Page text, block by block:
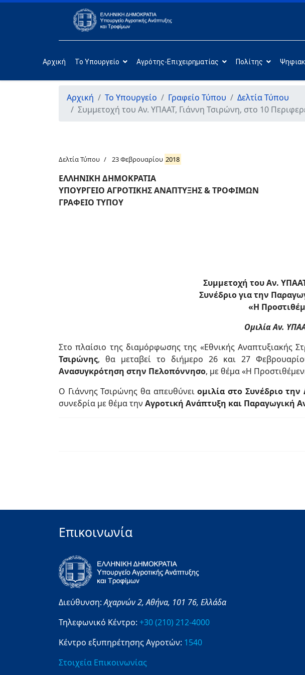
Αρχική Το Υπουργείο Αγρότης-Επιχειρηματίας Πολίτης
Αρχική Το Υπουργείο Γραφείο Τύπου
Δελτία Τύπου
Συμμετοχή του Αν. ΥΠΑΑΤ, Γιάννη Τσιρώνη, στο 10
Δελτία Τύπου 23 Φεβρουαρίου 2018
ΕΛΛΗΝΙΚΗ ΔΗΜΟΚΡΑΤΙΑ
ΥΠΟΥΡΓΕΙΟ ΑΓΡΟΤΙΚΗΣ ΑΝΑΠΤΥΞΗΣ & ΤΡΟΦΙΜΩΝ
ΓΡΑΦΕΙΟ ΤΥΠΟΥ
Συμμετοχή του Αν.
Συνέδριο για την
«Η
Ομιλία Αν.
Στο πλαίσιο της διαμόρφωσης της «Εθνικής Αναπτυξιακής
Τσιρώνης, θα μεταβεί το διήμερο 26 και 27
Ανασυγκρότηση στην Πελοπόννησο, με θέμα «Η
Ο Γιάννης Τσιρώνης θα απευθύνειομιλία στο Συνέδριο
συνεδρία με θέμα την Αγροτική Ανάπτυξη και Παραγωγική
Επικοινωνία
Διεύθυνση:Αχαρνών 2,Αθήνα, 101 76, Ελλάδα
Τηλεφωνικό Κέντρο: +30 (210) 212-4000
Κέντρο εξυπηρέτησης Αγροτών: 1540
Στοιχεία Επικοινωνίας